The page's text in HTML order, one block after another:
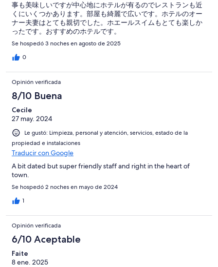
事も美味しいですが中心地にホテルが有るのでレストランも近
くにいくつかあります。部屋も綺麗で広いです。ホテルのオー
ナー夫妻はとても親切でした。ホエールスイムもとても楽しか
ったです。おすすめのホテルです。
Se hospedó 3 noches en agosto de 2025
0
Opinión verificada
8/10 Buena
Cecile
27 may. 2024
Le gustó: Limpieza, personal y atención, servicios, estado de la
propiedad e instalaciones
Traducir con Google
A bit dated but super friendly staff and right in the heart of
town.
Se hospedó 2 noches en mayo de 2024
1
Opinión verificada
6/10 Aceptable
Faite
8 ene. 2025